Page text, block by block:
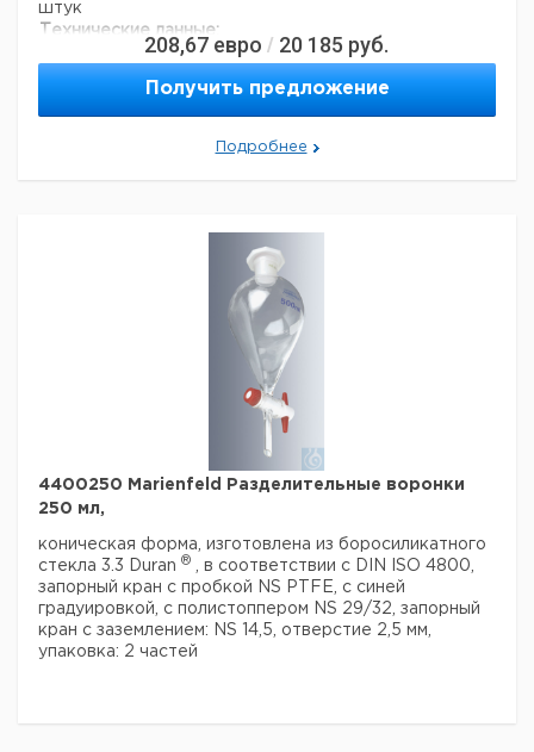
штук
Технические данные:
4250317307934
Данные для перевозки (реальные данные могут
208,67 евро / 20 185 руб.
Получить предложение
Подробнее
4400250 Marienfeld Разделительные воронки
250 мл,
коническая форма, изготовлена из боросиликатного
стекла 3.3 Duran ® , в соответствии с DIN ISO 4800,
запорный кран с пробкой NS PTFE, с синей
градуировкой, с полистоппером NS 29/32, запорный
кран с заземлением: NS 14,5, отверстие 2,5 мм,
упаковка: 2 частей